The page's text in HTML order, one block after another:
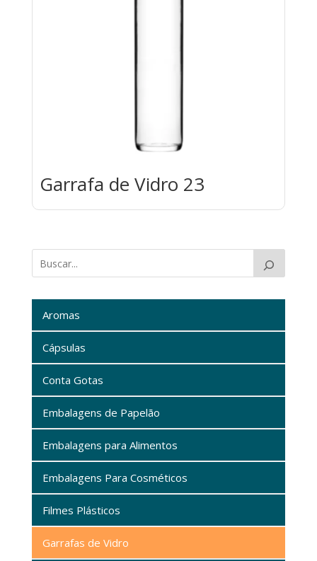
Garrafa de Vidro 23
Aromas
Cápsulas
Conta Gotas
Embalagens de Papelão
Embalagens para Alimentos
Embalagens Para Cosméticos
Filmes Plásticos
Garrafas de Vidro